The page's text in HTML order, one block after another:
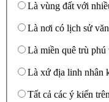
Là vùng đất với
Là nơi có lịch sử
Là miền quê trù phú
Là xứ địa linh nhân
Tất cả các ý kiến